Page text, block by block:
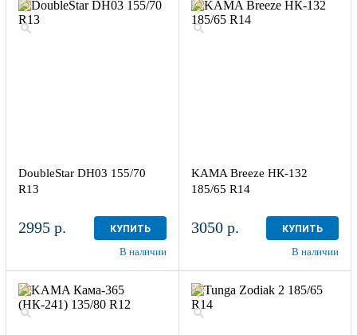
DoubleStar DH03 155/70
R13
2995 р. КУПИТЬ
В наличии
KAMA Breeze НК-132
185/65 R14
3050 р. КУПИТЬ
В наличии